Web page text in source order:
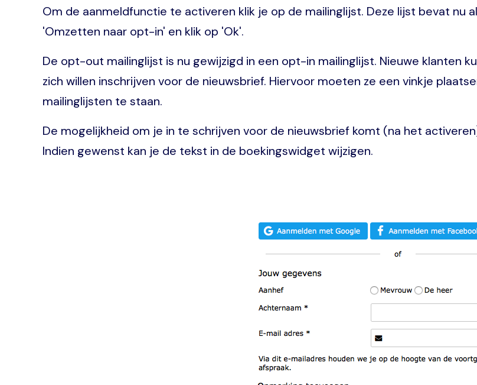
Om de aanmeldfunctie te activeren klik je op de mailinglijst. Deze lijst bevat nu
'Omzetten naar opt-in' en klik op 'Ok'.
De opt-out mailinglijst is nu gewijzigd in een opt-in mailinglijst. Nieuwe klanten
zich willen inschrijven voor de nieuwsbrief. Hiervoor moeten ze een vinkje
mailinglijsten te staan.
De mogelijkheid om je in te schrijven voor de nieuwsbrief komt (na het
Indien gewenst kan je de tekst in de boekingswidget wijzigen.